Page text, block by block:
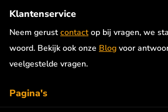
Schrijfsnelheid: 120 MB/s
Klantenservice
Neem gerust contact op bij vragen, we
woord. Bekijk ook onze Blog voor
veelgestelde vragen.
Pagina's